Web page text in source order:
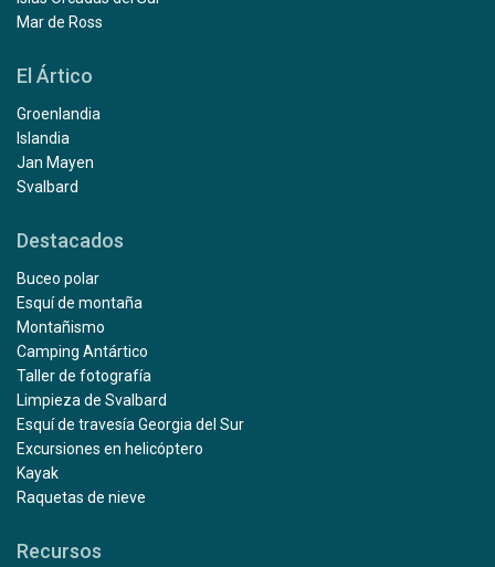
Mar de Ross
El Ártico
Groenlandia
Islandia
Jan Mayen
Svalbard
Destacados
Buceo polar
Esquí de montaña
Montañismo
Camping Antártico
Taller de fotografía
Limpieza de Svalbard
Esquí de travesía Georgia del Sur
Excursiones en helicóptero
Kayak
Raquetas de nieve
Recursos